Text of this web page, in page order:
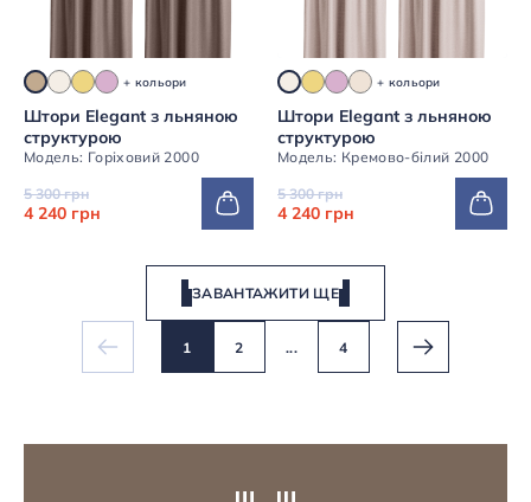
+ кольори
Штори Elegant з льняною
структурою
Модель: Горіховий 2000
5 300 грн
4 240 грн
+ кольори
Штори Elegant з льняною
структурою
Модель: Кремово-білий 2000
5 300 грн
4 240 грн
ЗАВАНТАЖИТИ ЩЕ
1 2 ... 4